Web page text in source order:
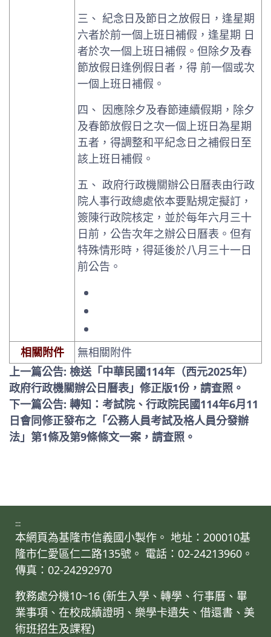
三、 紀念日及節日之放假日，逢星期
六者於前一個上班日補假，逢星期 日
者於次一個上班日補假。但除夕及春
節放假日逢例假日者，得 前一個或次
一個上班日補假。
四、 因應除夕及春節連續假期，除夕
及春節放假日之次一個上班日為星期
五者，得調整和平紀念日之補假日至
該上班日補假。
五、 政府行政機關辦公日曆表由行政
院人事行政總處依本要點規定擬訂，
簽陳行政院核定，並於每年六月三十
日前，公告次年之辦公日曆表。但有
特殊情形時，得延後於八月三十一日
前公告。
相關附件
無相關附件
上一篇公告: 檢送「中華民國114年（西元2025年）
政府行政機關辦公日曆表」修正版1份，請查照。
下一篇公告: 轉知：考試院、行政院民國114年6月11
日會同修正發布之「公務人員考試及格人員分發辦
法」第1條及第9條條文一案，請查照。
:::
本網頁為基隆市信義國小製作。 地址：200010基
隆市仁愛區仁二路135號。 電話：02-24213960。
傳真：02-24292970
教務處分機10~16 (新生入學、轉學、行事曆、畢
業事項、在校成績證明、樂學卡遺失、借還書、美
術班招生及課程)